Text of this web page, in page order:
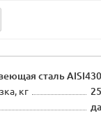
сталь AISI430
кг
25
да